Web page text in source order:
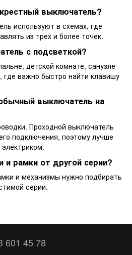
выключатель?
используют в схемах, где
из трех и более точек.
с подсветкой?
детской комнате, санузле
где важно быстро найти клавишу
выключатель на
Проходной выключатель
подключения, поэтому лучше
и рамки от другой серии?
и механизмы нужно подбирать
серии.
601 45 78